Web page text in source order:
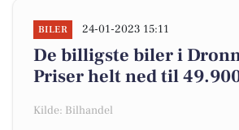
BILER 24-01-2023 15:11
De billigste biler i
Priser helt ned til
Kilde: Bilhandel